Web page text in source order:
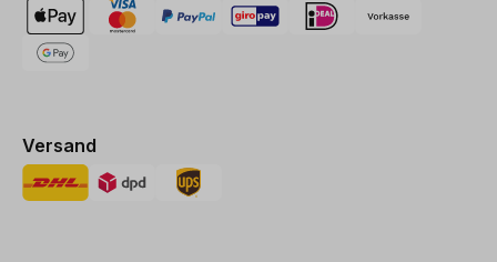
Versand